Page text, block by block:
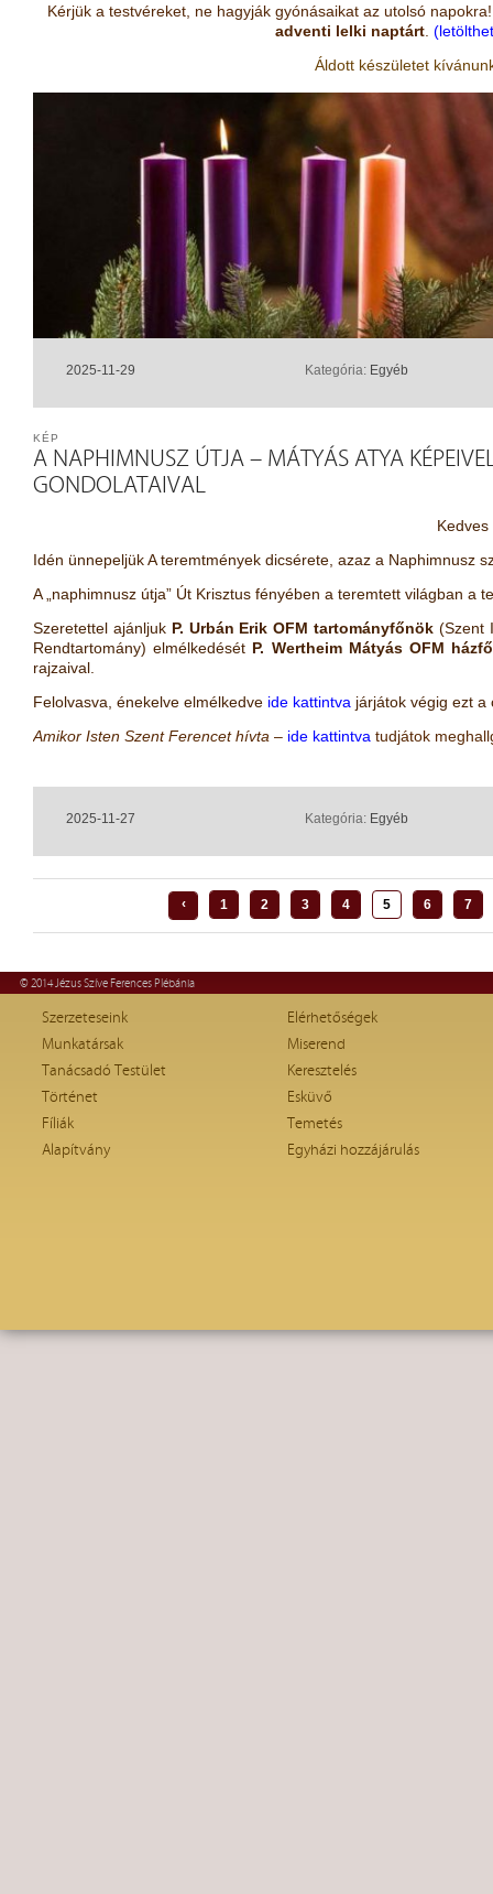
Kérjük a testvéreket, ne hagyják gyónásaikat az utolsó
adventi lelki naptárt
Áldott készületet
2025-11-29 Kategória: Egyéb
A NAPHIMNUSZ ÚTJA – MÁTYÁS ATYA
GONDOLATAIVAL
KÉP
Kedves
Idén ünnepeljük A teremtmények dicsérete, azaz a Naphimnusz
A „naphimnusz útja” Út Krisztus fényében a teremtett világban a
Szeretettel ajánljukP. Urbán Erik OFM tartományfőnök (Szent
Rendtartomány) elmélkedését P. Wertheim Mátyás OFM
rajzaival.
Felolvasva, énekelve elmélkedve ide kattintva járjátok végig ezt a
Amikor Isten Szent Ferencet hívta – ide kattintva tudjátok
2025-11-27 Kategória: Egyéb
‹ 1 2 3 4 5 6 7
© 2014 Jézus Szíve Ferences Plébánia
Szerzeteseink
Munkatársak
Tanácsadó Testület
Történet
Fíliák
Alapítvány
Elérhetőségek
Miserend
Keresztelés
Esküvő
Temetés
Egyházi hozzájárulás